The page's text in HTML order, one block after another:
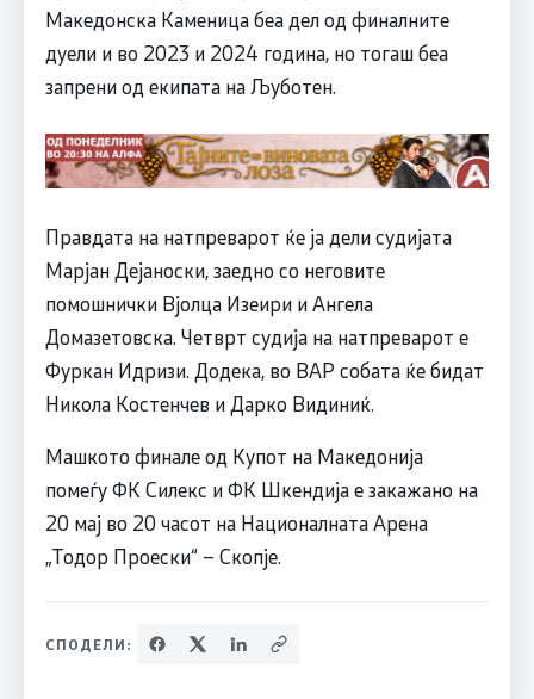
Македонска Каменица беа дел од финалните
дуели и во 2023 и 2024 година, но тогаш беа
запрени од екипата на Љуботен.
Правдата на натпреварот ќе ја дели судијата
Марјан Дејаноски, заедно со неговите
помошнички Вјолца Изеири и Ангела
Домазетовска. Четврт судија на натпреварот е
Фуркан Идризи. Додека, во ВАР собата ќе бидат
Никола Костенчев и Дарко Видиниќ.
Машкото финале од Купот на Македонија
помеѓу ФК Силекс и ФК Шкендија е закажано на
20 мај во 20 часот на Националната Арена
„Тодор Проески“ – Скопје.
СПОДЕЛИ: